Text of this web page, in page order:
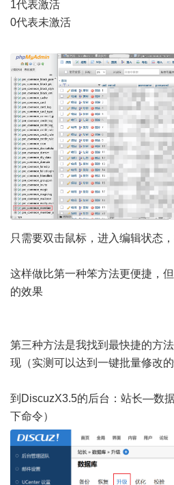
1代表激活
0代表未激活
只需要双击鼠标，进入编辑状态
这样做比第一种笨方法更便捷，
的效果
第三种方法是我找到最快捷的方
现（实测可以达到一键批量修改的
到DiscuzX3.5的后台：站长—数
下命令）